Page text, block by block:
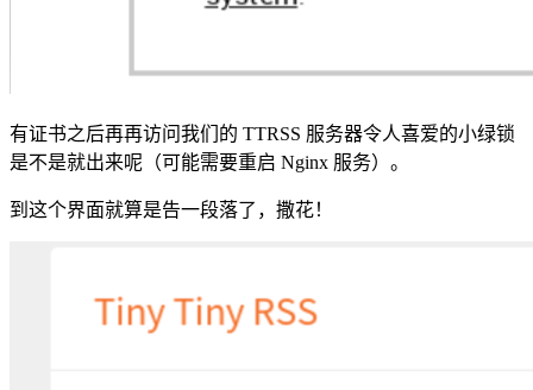
有证书之后再再访问我们的 TTRSS 服务器令人喜爱的小绿锁
是不是就出来呢（可能需要重启 Nginx 服务）。
到这个界面就算是告一段落了，撒花！